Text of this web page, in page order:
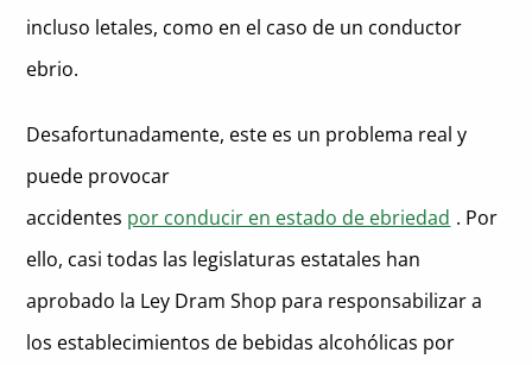
incluso letales, como en el caso de un conductor
ebrio.
Desafortunadamente, este es un problema real y
puede provocar
accidentes por conducir en estado de ebriedad . Por
ello, casi todas las legislaturas estatales han
aprobado la Ley Dram Shop para responsabilizar a
los establecimientos de bebidas alcohólicas por